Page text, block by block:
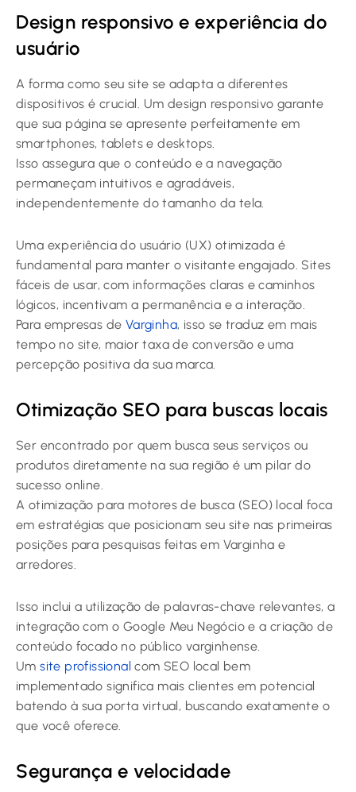
Design responsivo e experiência do
usuário
A forma como seu site se adapta a diferentes
dispositivos é crucial. Um design responsivo garante
que sua página se apresente perfeitamente em
smartphones, tablets e desktops.
Isso assegura que o conteúdo e a navegação
permaneçam intuitivos e agradáveis,
independentemente do tamanho da tela.
Uma experiência do usuário (UX) otimizada é
fundamental para manter o visitante engajado. Sites
fáceis de usar, com informações claras e caminhos
lógicos, incentivam a permanência e a interação.
Para empresas de Varginha, isso se traduz em mais
tempo no site, maior taxa de conversão e uma
percepção positiva da sua marca.
Otimização SEO para buscas locais
Ser encontrado por quem busca seus serviços ou
produtos diretamente na sua região é um pilar do
sucesso online.
A otimização para motores de busca (SEO) local foca
em estratégias que posicionam seu site nas primeiras
posições para pesquisas feitas em Varginha e
arredores.
Isso inclui a utilização de palavras-chave relevantes, a
integração com o Google Meu Negócio e a criação de
conteúdo focado no público varginhense.
Umsite profissional com SEO local bem
implementado significa mais clientes em potencial
batendo à sua porta virtual, buscando exatamente o
que você oferece.
Segurança e velocidade